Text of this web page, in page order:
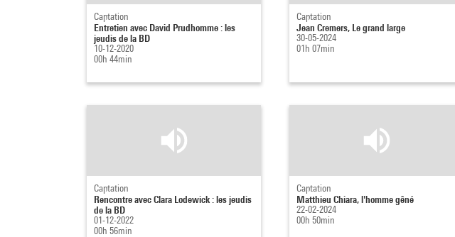
Captation
Entretien avec David Prudhomme : les
jeudis de la BD
10-12-2020
00h 44min
Captation
Jean Cremers, Le grand large
30-05-2024
01h 07min
Captation
Rencontre avec Clara Lodewick : les jeudis
de la BD
01-12-2022
00h 56min
Captation
Matthieu Chiara, l'homme gêné
22-02-2024
00h 50min